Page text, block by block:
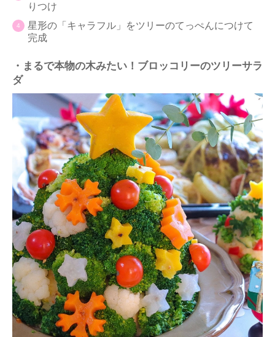
りつけ
星形の「キャラフル」をツリーのてっぺんにつけて
完成
・まるで本物の木みたい！ブロッコリーのツリーサラ
ダ